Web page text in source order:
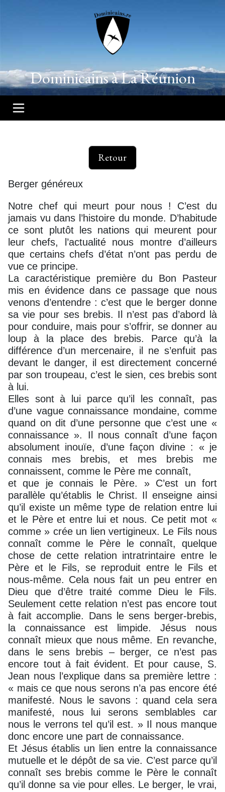
Dominicains à La Réunion
Retour
Berger généreux
Notre chef qui meurt pour nous ! C’est du
jamais vu dans l’histoire du monde. D’habitude
ce sont plutôt les nations qui meurent pour
leur chefs, l’actualité nous montre d’ailleurs
que certains chefs d’état n’ont pas perdu de
vue ce principe.
La caractéristique première du Bon Pasteur
mis en évidence dans ce passage que nous
venons d’entendre : c’est que le berger donne
sa vie pour ses brebis. Il n’est pas d’abord là
pour conduire, mais pour s’offrir, se donner au
loup à la place des brebis. Parce qu’à la
différence d’un mercenaire, il ne s’enfuit pas
devant le danger, il est directement concerné
par son troupeau, c’est le sien, ces brebis sont
à lui.
Elles sont à lui parce qu’il les connaît, pas
d’une vague connaissance mondaine, comme
quand on dit d’une personne que c’est une «
connaissance ». Il nous connaît d’une façon
absolument inouïe, d’une façon divine : « je
connais mes brebis, et mes brebis me
connaissent, comme le Père me connaît,
et que je connais le Père. » C’est un fort
parallèle qu’établis le Christ. Il enseigne ainsi
qu’il existe un même type de relation entre lui
et le Père et entre lui et nous. Ce petit mot «
comme » crée un lien vertigineux. Le Fils nous
connaît comme le Père le connaît, quelque
chose de cette relation intratrintaire entre le
Père et le Fils, se reproduit entre le Fils et
nous-même. Cela nous fait un peu entrer en
Dieu que d’être traité comme Dieu le Fils.
Seulement cette relation n’est pas encore tout
à fait accomplie. Dans le sens berger-brebis,
la connaissance est limpide. Jésus nous
connaît mieux que nous même. En revanche,
dans le sens brebis – berger, ce n’est pas
encore tout à fait évident. Et pour cause, S.
Jean nous l’explique dans sa première lettre :
« mais ce que nous serons n’a pas encore été
manifesté. Nous le savons : quand cela sera
manifesté, nous lui serons semblables car
nous le verrons tel qu’il est. » Il nous manque
donc encore une part de connaissance.
Et Jésus établis un lien entre la connaissance
mutuelle et le dépôt de sa vie. C’est parce qu’il
connaît ses brebis comme le Père le connaît
qu’il donne sa vie pour elles. Le berger, le vrai,